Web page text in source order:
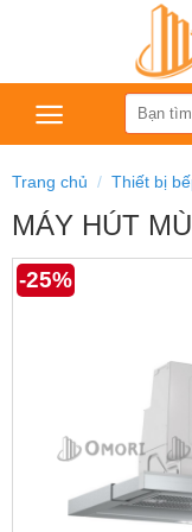
dung
Tìm
kiếm:
Trang chủ / Thiết bị
MÁY HÚT
-25%